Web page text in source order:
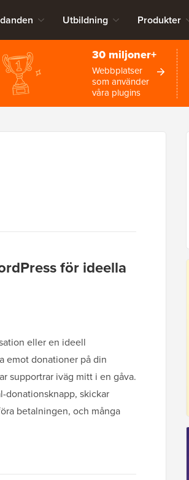
Utbildning Produkter
30 miljoner+
Webbplatser
som använder
våra plugins
för ideella
eller en ideell
emot donationer på din
supportrar iväg mitt i en gåva.
donationsknapp, skickar
betalningen, och många